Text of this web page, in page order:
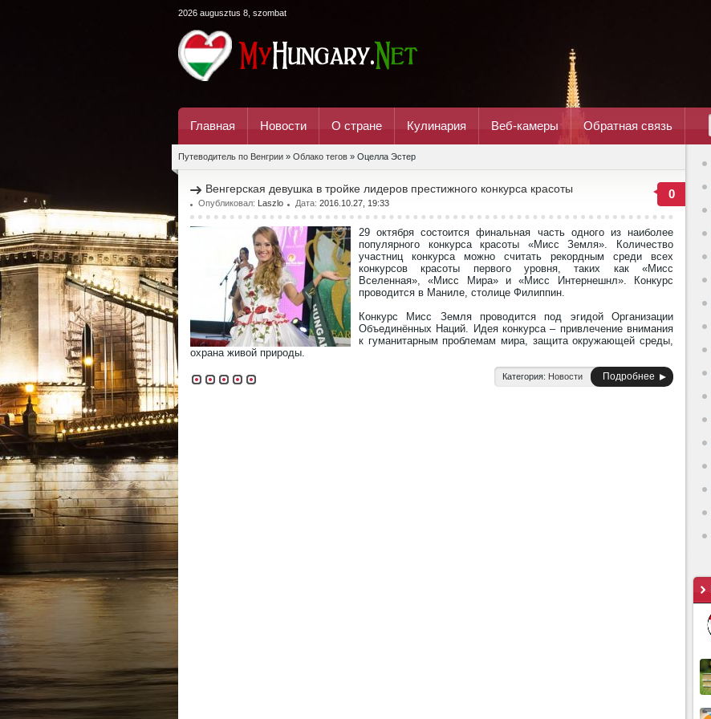
2026 augusztus 8, szombat
Главная Новости О стране Кулинария Веб-камеры Обратная связь
Путеводитель по Венгрии » Облако тегов » Оцелла Эстер
0
Венгерская девушка в тройке лидеров престижного конкурса красоты
Опубликовал: Laszlo Дата: 2016.10.27, 19:33
29 октября состоится финальная часть одного из наиболее
популярного конкурса красоты «Мисс Земля». Количество
участниц конкурса можно считать рекордным среди всех
конкурсов красоты первого уровня, таких как «Мисс
Вселенная», «Мисс Мира» и «Мисс Интернешнл». Конкурс
проводится в Маниле, столице Филиппин.
Конкурс Мисс Земля проводится под эгидой Организации
Объединённых Наций. Идея конкурса – привлечение внимания
к гуманитарным проблемам мира, защита окружающей среды,
охрана живой природы.
Категория: Новости Подробнее